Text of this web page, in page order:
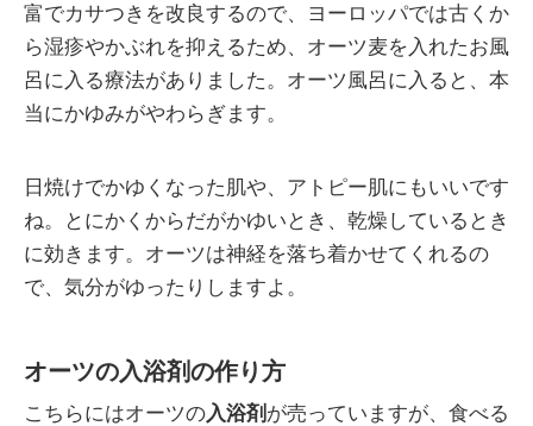
富でカサつきを改良するので、ヨーロッパでは古くか
ら湿疹やかぶれを抑えるため、オーツ麦を入れたお風
呂に入る療法がありました。オーツ風呂に入ると、本
当にかゆみがやわらぎます。
日焼けでかゆくなった肌や、アトピー肌にもいいです
ね。とにかくからだがかゆいとき、乾燥しているとき
に効きます。オーツは神経を落ち着かせてくれるの
で、気分がゆったりしますよ。
オーツの入浴剤の作り方
こちらにはオーツの入浴剤 が売っていますが、食べる